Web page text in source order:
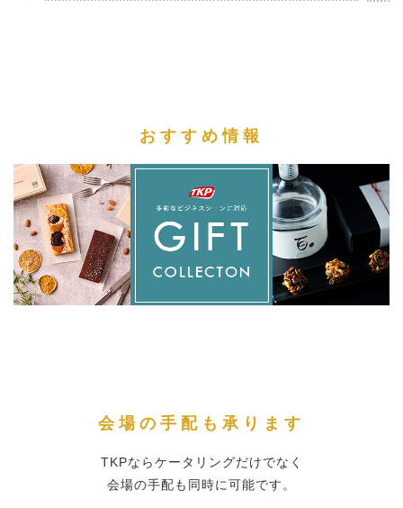
おすすめ情報
会場の手配も承ります
TKPならケータリングだけでなく
会場の手配も同時に可能です。